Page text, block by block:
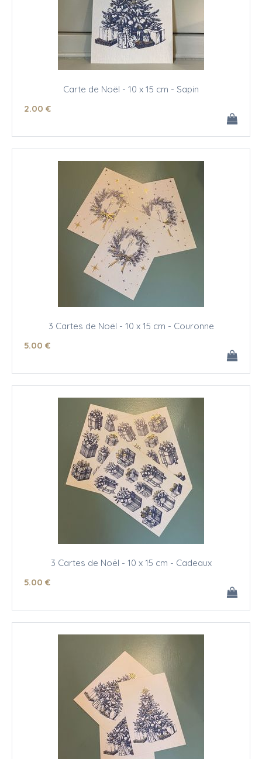
Carte de Noël - 10 x 15 cm - Sapin
2.00 €
3 Cartes de Noël - 10 x 15 cm - Couronne
5.00 €
3 Cartes de Noël - 10 x 15 cm - Cadeaux
5.00 €